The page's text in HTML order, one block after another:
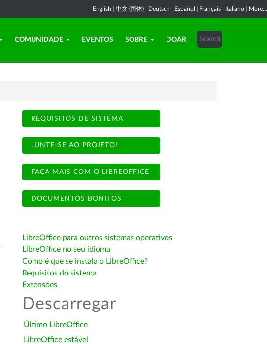
English 中文 (简体) Deutsch Español Français Italiano More...
COMUNIDADE EVENTOS SOBRE DOAR
REQUISITOS DE SISTEMA
JUNTE-SE AO PROJETO!
FAÇA MAIS COM O LIBREOFFICE
DOCUMENTOS BONITOS
LibreOffice para outros sistemas operativos
LibreOffice no seu idioma
Como é que se instala o LibreOffice?
Requisitos do sistema
Extensões
Descarregar
Último LibreOffice
LibreOffice estável